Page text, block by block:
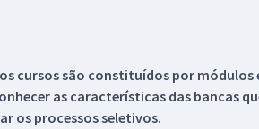
cursos são constituídos por
as características das bancas
os processos seletivos.